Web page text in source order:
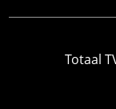
Totaal